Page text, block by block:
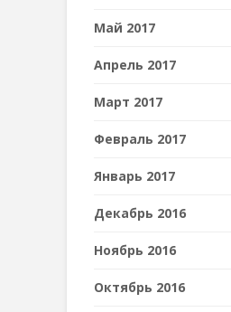
Май 2017
Апрель 2017
Март 2017
Февраль 2017
Январь 2017
Декабрь 2016
Ноябрь 2016
Октябрь 2016